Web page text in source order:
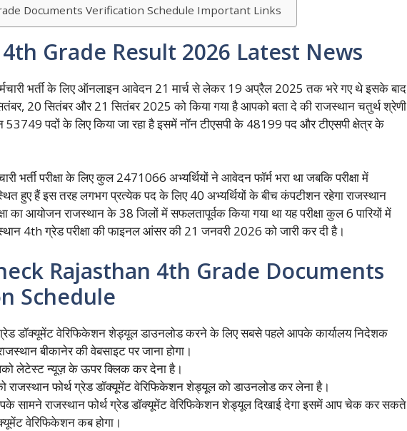
Documents Verification Schedule Important Links
Grade Result 2026 Latest News
भर्ती के लिए ऑनलाइन आवेदन 21 मार्च से लेकर 19 अप्रैल 2025 तक भरे गए थे इसके बाद
20 सितंबर और 21 सितंबर 2025 को किया गया है आपको बता दे की राजस्थान चतुर्थ श्रेणी
53749 पदों के लिए किया जा रहा है इसमें नॉन टीएसपी के 48199 पद और टीएसपी क्षेत्र के
भर्ती परीक्षा के लिए कुल 2471066 अभ्यर्थियों ने आवेदन फॉर्म भरा था जबकि परीक्षा में
हुए हैं इस तरह लगभग प्रत्येक पद के लिए 40 अभ्यर्थियों के बीच कंपटीशन रहेगा राजस्थान
का आयोजन राजस्थान के 38 जिलों में सफलतापूर्वक किया गया था यह परीक्षा कुल 6 पारियों में
4th ग्रेड परीक्षा की फाइनल आंसर की 21 जनवरी 2026 को जारी कर दी है।
Rajasthan 4th Grade Documents
Schedule
डॉक्यूमेंट वेरिफिकेशन शेड्यूल डाउनलोड करने के लिए सबसे पहले आपके कार्यालय निदेशक
बीकानेर की वेबसाइट पर जाना होगा।
लेटेस्ट न्यूज़ के ऊपर क्लिक कर देना है।
राजस्थान फोर्थ ग्रेड डॉक्यूमेंट वेरिफिकेशन शेड्यूल को डाउनलोड कर लेना है।
सामने राजस्थान फोर्थ ग्रेड डॉक्यूमेंट वेरिफिकेशन शेड्यूल दिखाई देगा इसमें आप चेक कर सकते
वेरिफिकेशन कब होगा।